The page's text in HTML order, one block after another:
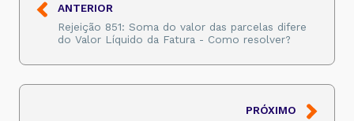
ANTERIOR
Rejeição 851: Soma do valor das parcelas difere
do Valor Líquido da Fatura - Como resolver?
PRÓXIMO